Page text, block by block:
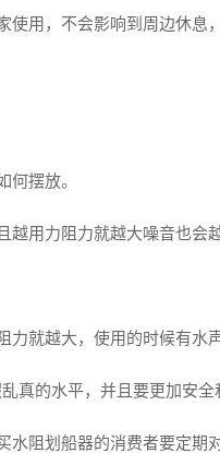
用，不会影响到周边休息
何摆放。
用力阻力就越大噪音也会越
就越大，使用的时候有水声
真的水平，并且要更加安全
阻划船器的消费者要定期